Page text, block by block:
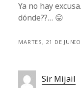
Ya no hay
dónde??… 😛
MARTES, 21 DE
Sir Mijail